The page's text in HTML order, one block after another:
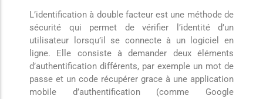
L’identification à double facteur est une méthode de
sécurité qui permet de vérifier l’identité d’un
utilisateur lorsqu’il se connecte à un logiciel en
ligne. Elle consiste à demander deux éléments
d’authentification différents, par exemple un mot de
passe et un code récupérer grace à une application
mobile d’authentification (comme Google